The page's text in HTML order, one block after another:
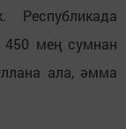
Республикада
мең сумнан
ала, әмма